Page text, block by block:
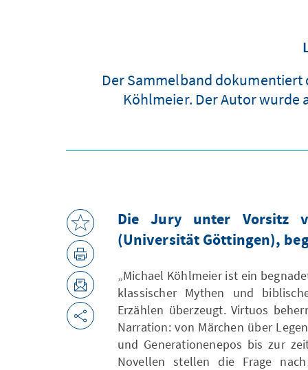
Der Sammelband dokumentiert
Köhlmeier. Der Autor wurde
Die Jury unter Vorsitz
(Universität Göttingen),
„Michael Köhlmeier ist ein
klassischer Mythen und
Erzählen überzeugt. Virtuos
Narration: von Märchen über
und Generationenepos bis zur
Novellen stellen die Frage